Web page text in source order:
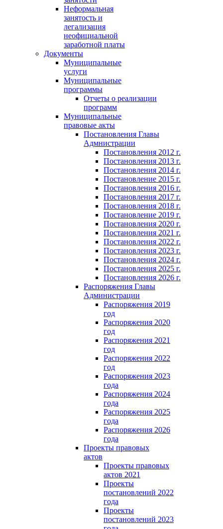
Неформальная
занятость и
легализация
неофициальной
заработной платы
Документы
Муниципальные
услуги
Муниципальные
программы
Отчеты о реализации
программ
Муниципальные
правовые акты
Постановления Главы
Адмнистрации
Постановления 2012 г.
Постановления 2013 г.
Постановления 2014 г.
Постановление 2015 г.
Постановления 2016 г.
Постановления 2017 г.
Постановления 2018 г.
Постановление 2019 г.
Постановления 2020 г.
Постановления 2021 г.
Постановления 2022 г.
Постановления 2023 г.
Постановления 2024 г.
Постановления 2025 г.
Постановления 2026 г.
Распоряжения Главы
Администрации
Распоряжения 2019
год
Распоряжения 2020
год
Распоряжения 2021
год
Распоряжения 2022
год
Распоряжения 2023
года
Распоряжения 2024
года
Распоряжения 2025
года
Распоряжения 2026
года
Проекты правовых
актов
Проекты правовых
актов 2021
Проекты
постановлений 2022
года
Проекты
постановлений 2023